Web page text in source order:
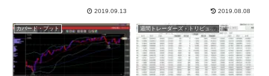
2019.09.13 2019.08.08
カバード・プット 週間トレーダーズ・トリビューン